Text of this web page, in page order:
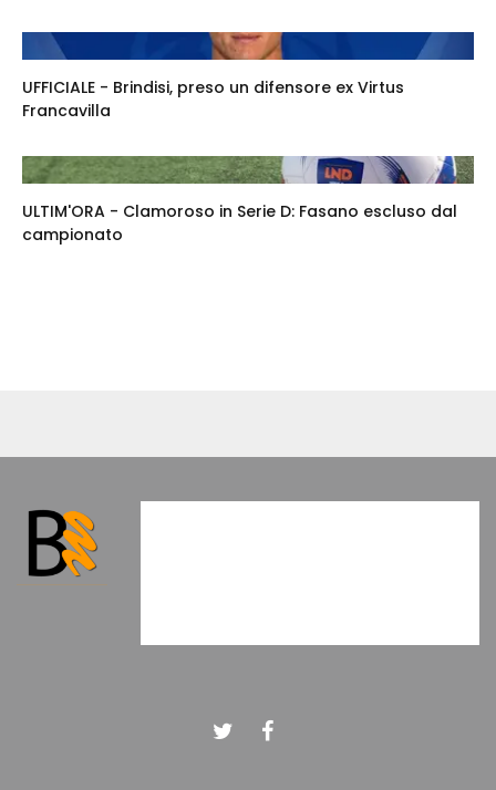
UFFICIALE - Brindisi, preso un difensore ex Virtus
Francavilla
ULTIM'ORA - Clamoroso in Serie D: Fasano escluso dal
campionato